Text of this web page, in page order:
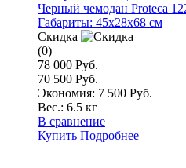
Черный чемодан Proteca
Габариты: 45x28x68 см
Скидка
(0)
78 000 Руб.
70 500 Руб.
Экономия: 7 500 Руб.
Вес.: 6.5 кг
В сравнение
Купить Подробнее